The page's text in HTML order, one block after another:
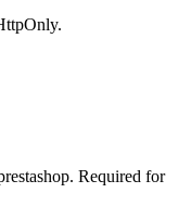
Required for